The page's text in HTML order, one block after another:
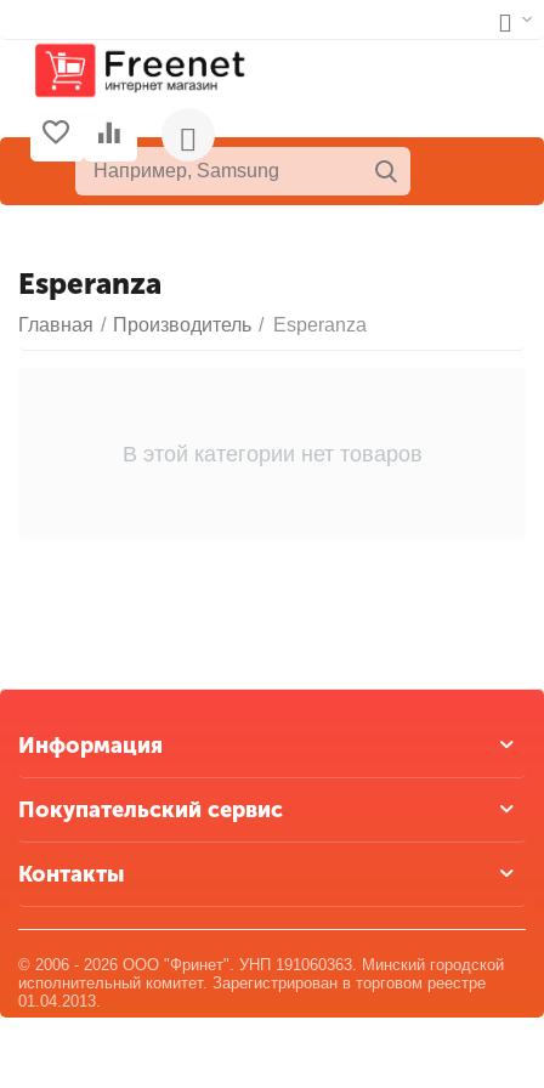
Esperanza
Главная / Производитель / Esperanza
В этой категории нет товаров
Информация
Покупательский сервис
Контакты
© 2006 - 2026 ООО "Фринет". УНП 191060363. Минский городской
исполнительный комитет. Зарегистрирован в торговом реестре
01.04.2013.